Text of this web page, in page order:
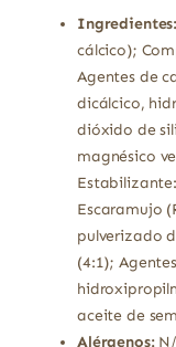
Ingredientes:
cálcico);
Agentes de
dicálcico,
dióxido de
magnésico
Escaramujo
pulverizado
(4:1);
aceite de
Alérgenos: